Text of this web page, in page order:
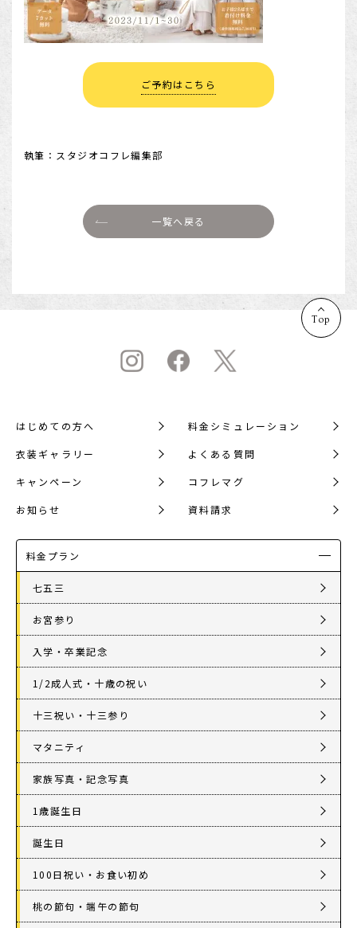
ご予約はこちら
執筆：スタジオコフレ編集部
一覧へ戻る
Top
はじめての方へ 料金シミュレーション
衣装ギャラリー よくある質問
キャンペーン コフレマグ
お知らせ 資料請求
料金プラン
七五三
お宮参り
入学・卒業記念
1/2成人式・十歳の祝い
十三祝い・十三参り
マタニティ
家族写真・記念写真
1歳誕生日
誕生日
100日祝い・お食い初め
桃の節句・端午の節句